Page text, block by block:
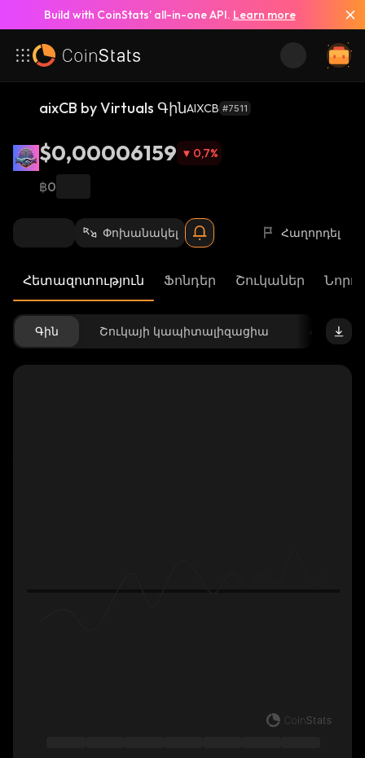
Build with CoinStats’ all-in-one API. Learn more
aixCB by Virtuals ԳինAIXCB #7511
$0,00006159 0,7%
฿0
Փոխանակել Հաղորդել
Հետազոտություն Ֆոնդեր Շուկաներ
Գին Շուկայի կապիտալիզացիա